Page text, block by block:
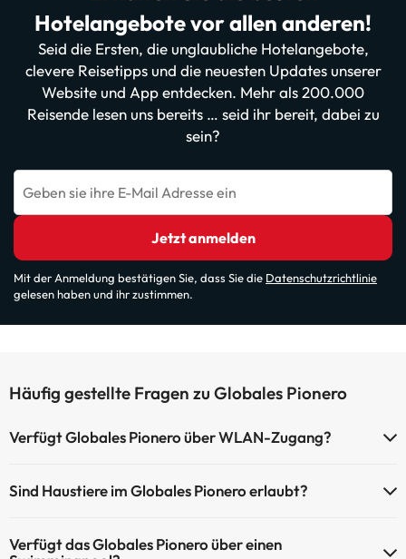
Hotelangebote vor allen anderen!
Seid die Ersten, die unglaubliche Hotelangebote,
clevere Reisetipps und die neuesten Updates unserer
Website und App entdecken. Mehr als 200.000
Reisende lesen uns bereits … seid ihr bereit, dabei zu
sein?
Geben sie ihre E-Mail Adresse ein
Jetzt anmelden
Mit der Anmeldung bestätigen Sie, dass Sie die Datenschutzrichtlinie
gelesen haben und ihr zustimmen.
Häufig gestellte Fragen zu Globales Pionero
Verfügt Globales Pionero über WLAN-Zugang?
Sind Haustiere im Globales Pionero erlaubt?
Verfügt das Globales Pionero über einen